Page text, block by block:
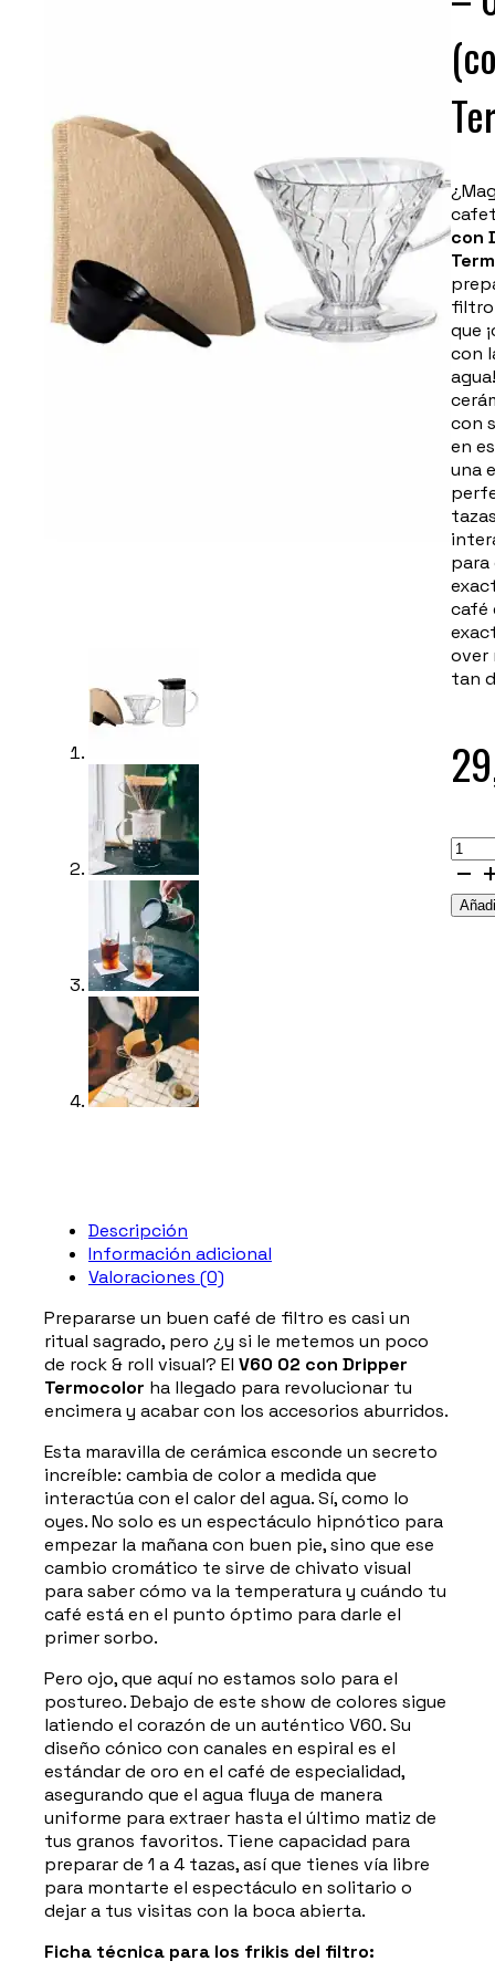
con
filtro
que
con
con
en
una
para
café
over
tan
Kit
Hario
V60
-
Descripción
Información adicional
Valoraciones (0)
Prepararse un buen café de filtro es casi un
ritual sagrado, pero ¿y si le metemos un poco
de rock & roll visual? El V60 02 con Dripper
Termocolor ha llegado para revolucionar tu
encimera y acabar con los accesorios aburridos.
Esta maravilla de cerámica esconde un secreto
increíble: cambia de color a medida que
interactúa con el calor del agua. Sí, como lo
oyes. No solo es un espectáculo hipnótico para
empezar la mañana con buen pie, sino que ese
cambio cromático te sirve de chivato visual
para saber cómo va la temperatura y cuándo tu
café está en el punto óptimo para darle el
primer sorbo.
Pero ojo, que aquí no estamos solo para el
postureo. Debajo de este show de colores sigue
latiendo el corazón de un auténtico V60. Su
diseño cónico con canales en espiral es el
estándar de oro en el café de especialidad,
asegurando que el agua fluya de manera
uniforme para extraer hasta el último matiz de
tus granos favoritos. Tiene capacidad para
preparar de 1 a 4 tazas, así que tienes vía libre
para montarte el espectáculo en solitario o
dejar a tus visitas con la boca abierta.
Ficha técnica para los frikis del filtro: